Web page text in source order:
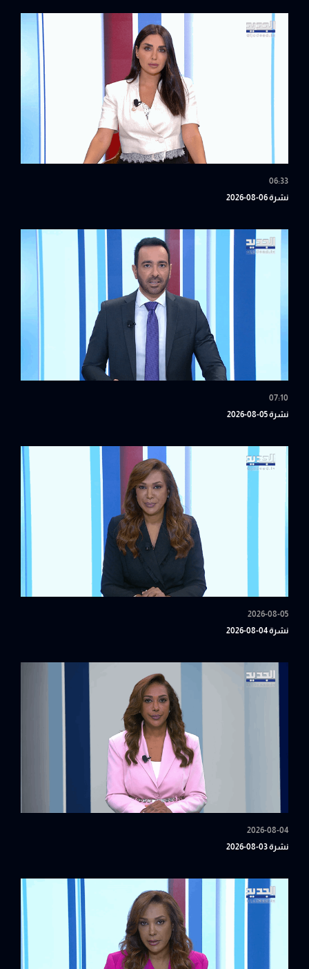
06:33
نشرة 06-08-2026
07:10
نشرة 05-08-2026
2026-08-05
نشرة 04-08-2026
2026-08-04
نشرة 03-08-2026